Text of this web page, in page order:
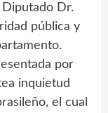
Dr.
pública y
por
inquietud
el cual